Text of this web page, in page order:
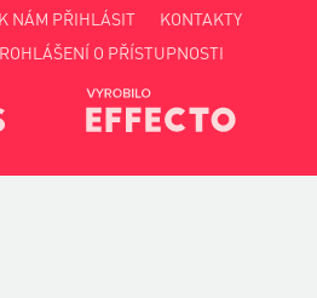
NÁM PŘIHLÁSIT
KONTAKTY
O PŘÍSTUPNOSTI